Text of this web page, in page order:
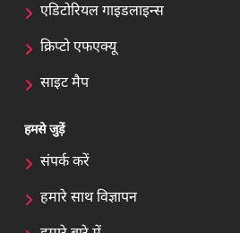
एडिटोरियल गाइडलाइन्स
क्रिप्टो एफएक्यू
साइट मैप
हमसे जुड़ें
संपर्क करें
हमारे साथ विज्ञापन